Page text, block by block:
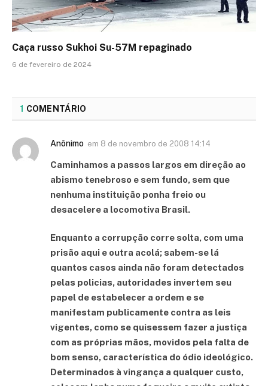
Caça russo Sukhoi Su-57M repaginado
6 de fevereiro de 2024
1 COMENTÁRIO
Anônimo em 8 de novembro de 2008 14:14
Caminhamos a passos largos em direção ao
abismo tenebroso e sem fundo, sem que
nenhuma instituição ponha freio ou
desacelere a locomotiva Brasil.
Enquanto a corrupção corre solta, com uma
prisão aqui e outra acolá; sabem-se lá
quantos casos ainda não foram detectados
pelas policias, autoridades invertem seu
papel de estabelecer a ordem e se
manifestam publicamente contra as leis
vigentes, como se quisessem fazer a justiça
com as próprias mãos, movidos pela falta de
bom senso, característica do ódio ideológico.
Determinados à vingança a qualquer custo,